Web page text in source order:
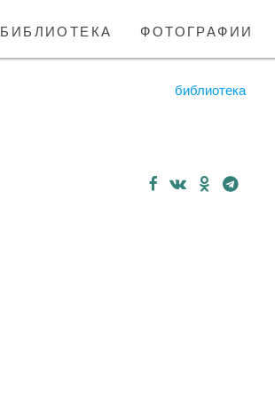
библиотека фотографии
библиотека